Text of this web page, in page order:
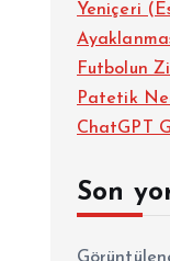
Yeniçeri
Futbolun
Patetik
ChatGPT
Son